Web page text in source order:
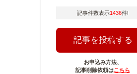
記事件数表示1436件!
記事を投稿する
お申込み方法、
記事削除依頼はこちら